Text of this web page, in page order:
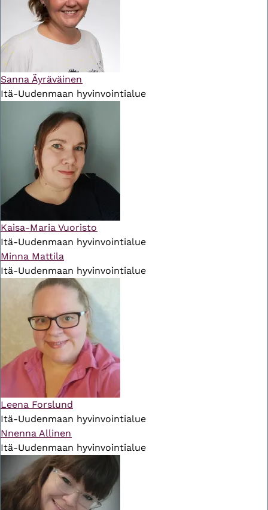
Sanna Äyräväinen
Itä-Uudenmaan hyvinvointialue
Kaisa-Maria Vuoristo
Itä-Uudenmaan hyvinvointialue
Minna Mattila
Itä-Uudenmaan hyvinvointialue
Leena Forslund
Itä-Uudenmaan hyvinvointialue
Nnenna Allinen
Itä-Uudenmaan hyvinvointialue